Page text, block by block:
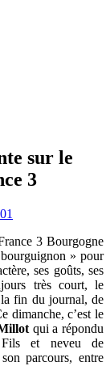
sur le
3
3 Bourgogne
» pour
ses goûts, ses
très court, le
fin du journal, de
dimanche, c’est le
qui a répondu
Fils et neveu de
parcours, entre